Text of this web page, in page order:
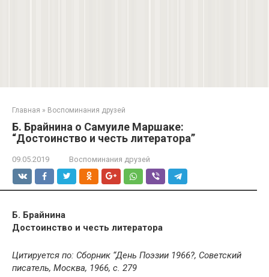
Главная » Воспоминания друзей
Б. Брайнина о Самуиле Маршаке:
“Достоинство и честь литератора”
09.05.2019 Воспоминания друзей
Б. Брайнина
Достоинство и честь литератора
Цитируется по: Сборник “День Поэзии 1966?, Советский
писатель, Москва, 1966, с. 279